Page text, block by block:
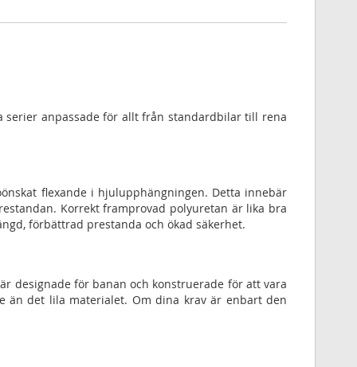
serier anpassade för allt från standardbilar till rena
flexande i hjulupphängningen. Detta innebär
Korrekt framprovad polyuretan är lika bra
förbättrad prestanda och ökad säkerhet.
designade för banan och konstruerade för att vara
än det lila materialet. Om dina krav är enbart den